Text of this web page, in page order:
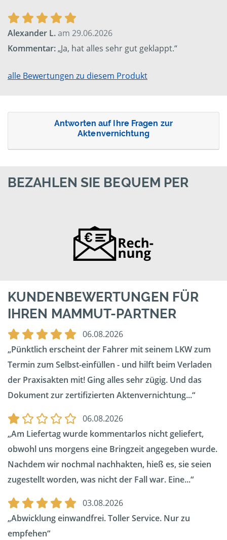
Alexander L.am 29.06.2026
Kommentar:„Ja, hat alles sehr gut geklappt.“
alle Bewertungen zu diesem Produkt
Antworten auf Ihre Fragen zur
Aktenvernichtung
BEZAHLEN SIE BEQUEM PER
KUNDENBEWERTUNGEN FÜR
IHREN MAMMUT-PARTNER
06.08.2026
Pünktlich erscheint der Fahrer mit seinem LKW zum
Termin zum Selbst-einfüllen - und hilft beim Verladen
der Praxisakten mit! Ging alles sehr zügig. Und das
Dokument zur zertifizierten Aktenvernichtung...
06.08.2026
Am Liefertag wurde kommentarlos nicht geliefert,
obwohl uns morgens eine Bringzeit angegeben wurde.
Nachdem wir nochmal nachhakten, hieß es, sie seien
zugestellt worden, was nicht der Fall war. Eine...
03.08.2026
Abwicklung einwandfrei. Toller Service. Nur zu
empfehen